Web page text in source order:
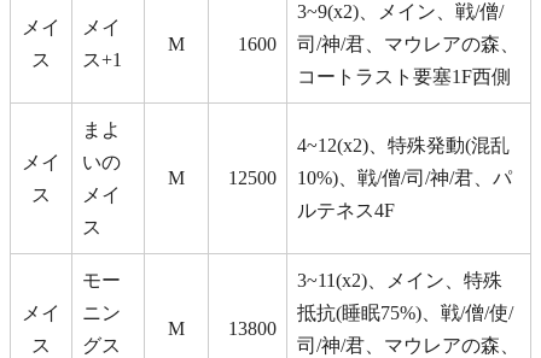
メイ
ス
メイ
ス+1
M 1600
3~9(x2)、メイン、戦/僧/
司/神/君、マウレアの森、
コートラスト要塞1F西側
メイ
ス
まよ
いの
メイ
ス
M 12500
4~12(x2)、特殊発動(混乱
10%)、戦/僧/司/神/君、パ
ルテネス4F
メイ
ス
モー
ニン
グス
M 13800
3~11(x2)、メイン、特殊
抵抗(睡眠75%)、戦/僧/使/
司/神/君、マウレアの森、